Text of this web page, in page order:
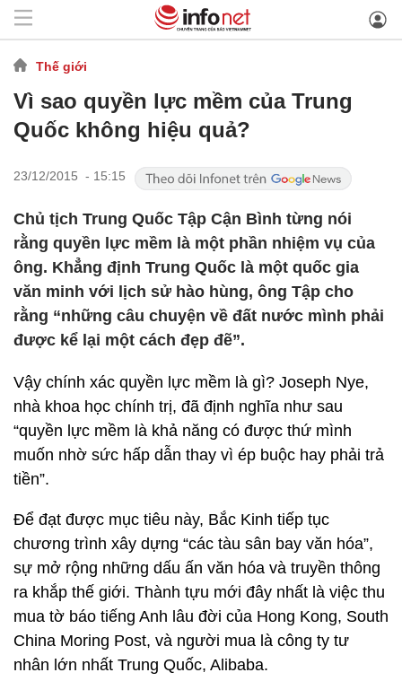
Thế giới
Vì sao quyền lực mềm của Trung
Quốc không hiệu quả?
23/12/2015 - 15:15
Chủ tịch Trung Quốc Tập Cận Bình từng nói
rằng quyền lực mềm là một phần nhiệm vụ của
ông. Khẳng định Trung Quốc là một quốc gia
văn minh với lịch sử hào hùng, ông Tập cho
rằng “những câu chuyện về đất nước mình phải
được kể lại một cách đẹp đẽ”.
Vậy chính xác quyền lực mềm là gì? Joseph Nye,
nhà khoa học chính trị, đã định nghĩa như sau
“quyền lực mềm là khả năng có được thứ mình
muốn nhờ sức hấp dẫn thay vì ép buộc hay phải trả
tiền”.
Để đạt được mục tiêu này, Bắc Kinh tiếp tục
chương trình xây dựng “các tàu sân bay văn hóa”,
sự mở rộng những dấu ấn văn hóa và truyền thông
ra khắp thế giới. Thành tựu mới đây nhất là việc thu
mua tờ báo tiếng Anh lâu đời của Hong Kong, South
China Moring Post, và người mua là công ty tư
nhân lớn nhất Trung Quốc, Alibaba.